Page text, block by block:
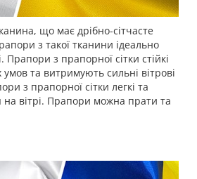
що має дрібно-сітчасте
з такої тканини ідеально
Прапори з прапорної сітки стійкі
та витримують сильні вітрові
з прапорної сітки легкі та
вітрі. Прапори можна прати та